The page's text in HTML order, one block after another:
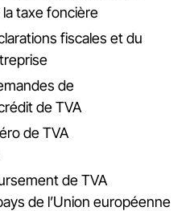
la taxe foncière
fiscales et du
de
de TVA
de TVA
de TVA
de l’Union européenne